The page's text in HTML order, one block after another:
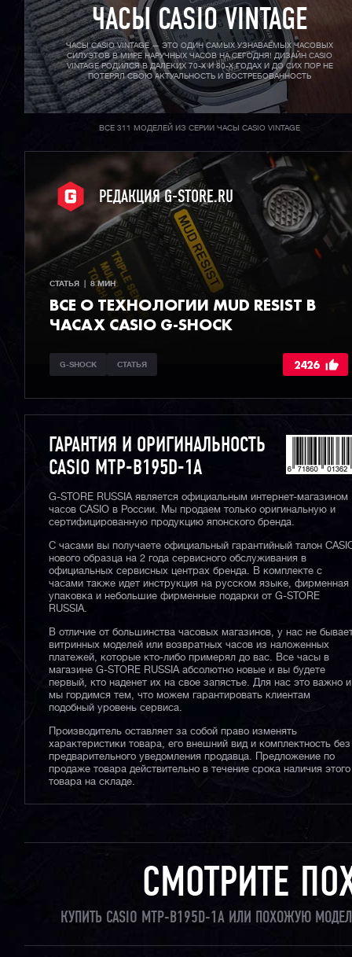
ЧАСЫ CASIO VINTAGE
ЧАСЫ CASIO VINTAGE — ЭТО ОДИН САМЫХ УЗНАВАЕМЫХ ЧАСОВЫХ
СИЛУЭТОВ В МИРЕ НАРУЧНЫХ ЧАСОВ НА СЕГОДНЯ! ДИЗАЙН CASIO
VINTAGE РОДИЛСЯ В ДАЛЕКИХ 70-X И 80-X ГОДАХ И ДО СИХ ПОР НЕ
ПОТЕРЯЛ СВОЮ АКТУАЛЬНОСТЬ И ВОСТРЕБОВАННОСТЬ
ВСЕ 311 МОДЕЛЕЙ ИЗ СЕРИИ ЧАСЫ CASIO VINTAGE
РЕДАКЦИЯ G-STORE.RU
СТАТЬЯ  |  8 МИН
ВСЕ О ТЕХНОЛОГИИ MUD RESIST В
ЧАСАХ CASIO G-SHOCK
G-SHOCK СТАТЬЯ 2426
ГАРАНТИЯ И ОРИГИНАЛЬНОСТЬ
CASIO MTP-B195D-1A
G-STORE RUSSIA является официальным интернет-магазином
часов CASIO в России. Мы продаем только оригинальную и
сертифицированную продукцию японского бренда.
С часами вы получаете официальный гарантийный талон
нового образца на 2 года сервисного обслуживания в
официальных сервисных центрах бренда. В комплекте с
часами также идет инструкция на русском языке, фирменная
упаковка и небольшие фирменные подарки от G-STORE
RUSSIA.
В отличие от большинства часовых магазинов, у нас не
витринных моделей или возвратных часов из наложенных
платежей, которые кто-либо примерял до вас. Все часы в
магазине G-STORE RUSSIA абсолютно новые и вы будете
первый, кто наденет их на свое запястье. Для нас это важно и
мы гордимся тем, что можем гарантировать клиентам
подобный уровень сервиса.
Производитель оставляет за собой право изменять
характеристики товара, его внешний вид и комплектность без
предварительного уведомления продавца. Предложение по
продаже товара действительно в течение срока наличия этого
товара на складе.
СМОТРИТЕ
КУПИТЬ CASIO MTP-B195D-1A ИЛИ ПОХОЖУЮ